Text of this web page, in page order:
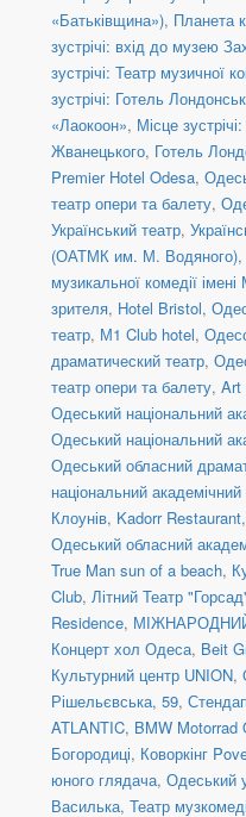
«Батьківщина»), Планета
зустрічі: вхід до музею
зустрічі: Театр музичної
зустрічі: Готель
«Лаокоон», Місце
Жванецького, Готель
Premier Hotel Odesa,
театр опери та балету,
Український театр,
(ОАТМК им. М. Водяного),
музикальної комедії
зрителя, Hotel Bristol,
театр, М1 Club hotel,
драматический театр,
театр опери та балету, Art
Одеський національний
Одеський національний
Одеський обласний
національний
Клоунів, Kadorr Restaurant,
Одеський обласний
True Man sun of a beach,
Club, Літний Театр
Residence,
Концерт хол Одеса, Beit
Культурний центр UNION,
Рішельєвська, 59,
ATLANTIC, BMW Motorrad
Богородиці, Коворкінг
юного глядача, Одеський
Василька, Театр